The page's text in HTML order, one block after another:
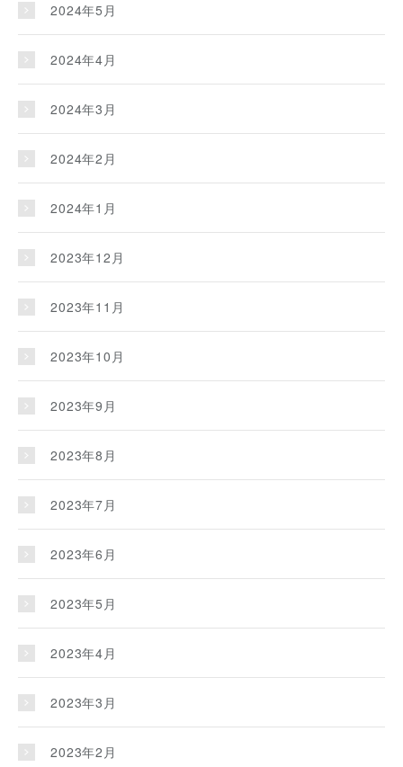
2024年5月
2024年4月
2024年3月
2024年2月
2024年1月
2023年12月
2023年11月
2023年10月
2023年9月
2023年8月
2023年7月
2023年6月
2023年5月
2023年4月
2023年3月
2023年2月